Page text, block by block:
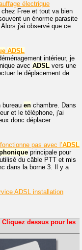
électrique
chez Free et tout va bien
un énorme parasite
j'ai observé que ce
ADSL
intérieur, je
avec ADSL vers une
le déplacement de
bureau en chambre. Dans
et le téléphone, j'ai
donc déplacer
pas avec l’ADSL
principale pour
du câble PTT et mis
dans la borne 3. Il y a
ADSL installation
dessus pour les